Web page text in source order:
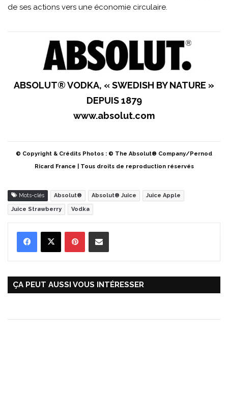
de ses actions vers une économie circulaire.
ABSOLUT® VODKA, « SWEDISH BY NATURE »
DEPUIS 1879
www.absolut.com
© Copyright & Crédits Photos : © The Absolut® Company/Pernod
Ricard France | Tous droits de reproduction réservés
Mots-clés Absolut® Absolut® Juice Juice Apple
Juice Strawberry Vodka
ÇA PEUT AUSSI VOUS INTÉRESSER